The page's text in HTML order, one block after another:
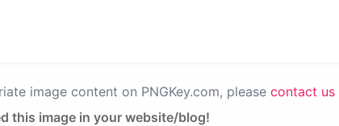
image content on PNGKey.com, please contact us
this image in your website/blog!